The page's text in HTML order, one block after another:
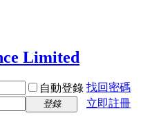
自動登錄 找回密碼
登錄
立即註冊